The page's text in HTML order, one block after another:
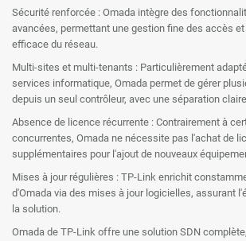
Sécurité renforcée : Omada intègre des
avancées, permettant une gestion fine des accès
efficace du réseau.
Multi-sites et multi-tenants : Particulièrement
services informatique, Omada permet de gérer
depuis un seul contrôleur, avec une séparation
Absence de licence récurrente : Contrairement à
concurrentes, Omada ne nécessite pas l'achat de
supplémentaires pour l'ajout de nouveaux
Mises à jour régulières : TP-Link enrichit
d'Omada via des mises à jour logicielles, assurant
la solution.
Omada de TP-Link offre une solution SDN